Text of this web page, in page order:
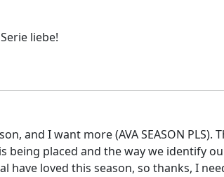
liebe!
and I want more (AVA SEASON
being placed and the way we identify
have loved this season, so thanks, I